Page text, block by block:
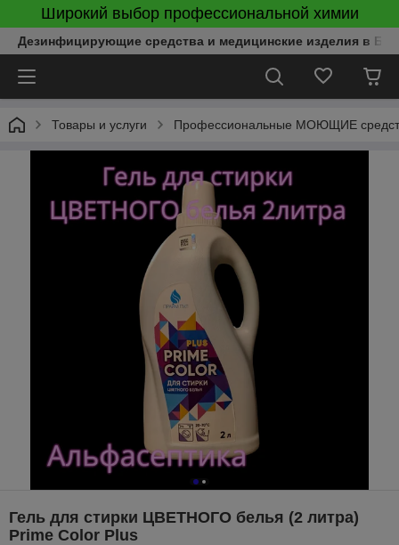
Широкий выбор профессиональной химии
Дезинфицирующие средства и медицинские изделия в
Товары и услуги Профессиональные МОЮЩИЕ
Гель для стирки ЦВЕТНОГО белья (2 литра)
Prime Color Plus